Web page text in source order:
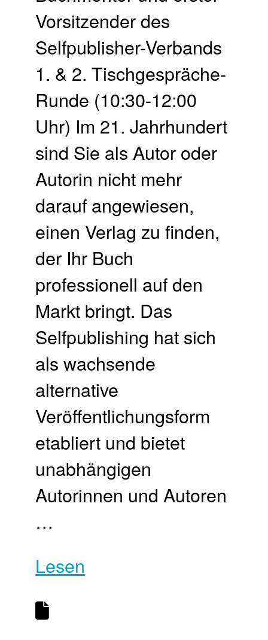
Vorsitzender des
Selfpublisher-Verbands
1. & 2. Tischgespräche-
Runde (10:30-12:00
Uhr) Im 21. Jahrhundert
sind Sie als Autor oder
Autorin nicht mehr
darauf angewiesen,
einen Verlag zu finden,
der Ihr Buch
professionell auf den
Markt bringt. Das
Selfpublishing hat sich
als wachsende
alternative
Veröffentlichungsform
etabliert und bietet
unabhängigen
Autorinnen und Autoren
…
Lesen